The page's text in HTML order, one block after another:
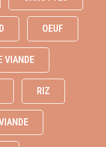
OEUF
VIANDE
RIZ